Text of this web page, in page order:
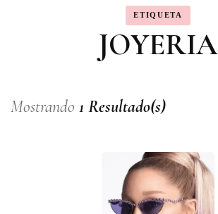
ETIQUETA
JOYERIA
Mostrando 1 Resultado(s)